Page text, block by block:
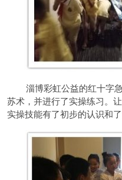
淄博彩虹公益的红十字急
苏术，并进行了实操练习。
实操技能有了初步的认识和了